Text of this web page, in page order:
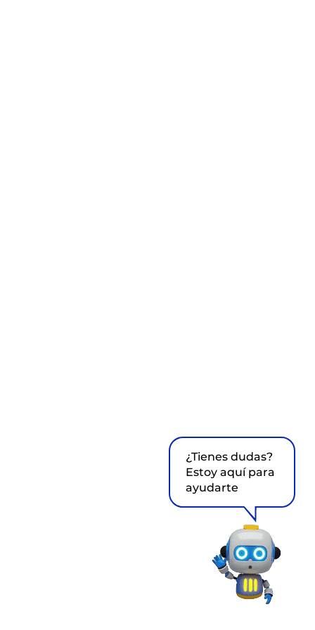
¿Tienes dudas?
Estoy aquí para
ayudarte